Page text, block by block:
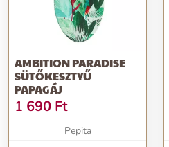
AMBITION PARADISE
SÜTŐKESZTYŰ
PAPAGÁJ
1 690 Ft
Pepita